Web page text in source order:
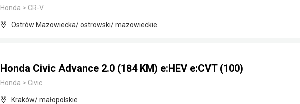
Honda > CR-V
Ostrów Mazowiecka/ ostrowski/ mazowieckie
Honda Civic Advance 2.0 (184 KM) e:HEV e:CVT (100)
Honda > Civic
Kraków/ małopolskie